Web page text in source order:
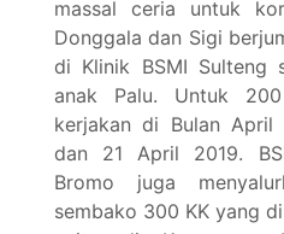
massal ceria untuk
Donggala dan Sigi
di Klinik BSMI Sulteng
anak Palu. Untuk
kerjakan di Bulan
dan 21 April 2019.
Bromo juga
sembako 300 KK yang